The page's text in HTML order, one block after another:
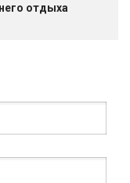
отдыха